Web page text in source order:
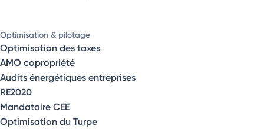
Optimisation & pilotage
Optimisation des taxes
AMO copropriété
Audits énergétiques entreprises
RE2020
Mandataire CEE
Optimisation du Turpe